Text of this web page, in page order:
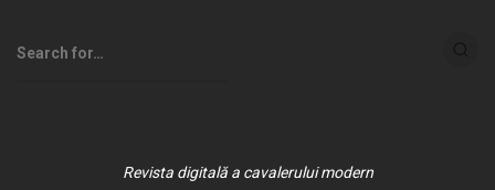
Revista digitală a cavalerului modern